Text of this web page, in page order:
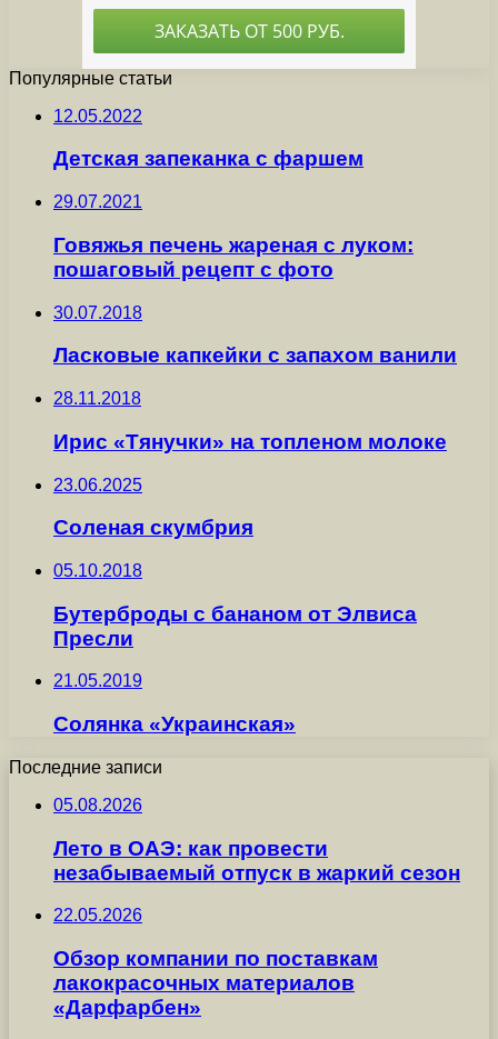
Популярные статьи
12.05.2022
Детская запеканка с фаршем
29.07.2021
Говяжья печень жареная с луком:
пошаговый рецепт с фото
30.07.2018
Ласковые капкейки с запахом ванили
28.11.2018
Ирис «Тянучки» на топленом молоке
23.06.2025
Соленая скумбрия
05.10.2018
Бутерброды с бананом от Элвиса
Пресли
21.05.2019
Солянка «Украинская»
Последние записи
05.08.2026
Лето в ОАЭ: как провести
незабываемый отпуск в жаркий сезон
22.05.2026
Обзор компании по поставкам
лакокрасочных материалов
«Дарфарбен»